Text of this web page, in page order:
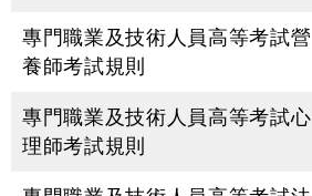
專門職業及技術人員高等考試營
養師考試規則
專門職業及技術人員高等考試心
理師考試規則